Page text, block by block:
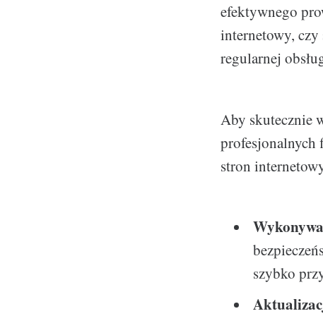
efektywnego
internetowy,
regularnej
Aby skutecznie
profesjonalnych
stron
szybko